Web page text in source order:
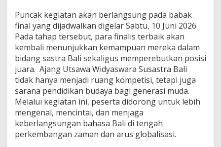
r
a
s
i
u
d
a
D
i
a
j
a
k
Puncak kegiatan akan berlangsung pada babak
final yang dijadwalkan digelar Sabtu, 10 Juni 2026.
Pada tahap tersebut, para finalis terbaik akan
kembali menunjukkan kemampuan mereka dalam
bidang sastra Bali sekaligus memperebutkan posisi
juara. Ajang Utsawa Widyaswara Susastra Bali
tidak hanya menjadi ruang kompetisi, tetapi juga
sarana pendidikan budaya bagi generasi muda.
Melalui kegiatan ini, peserta didorong untuk lebih
mengenal, mencintai, dan menjaga
keberlangsungan bahasa Bali di tengah
perkembangan zaman dan arus globalisasi.